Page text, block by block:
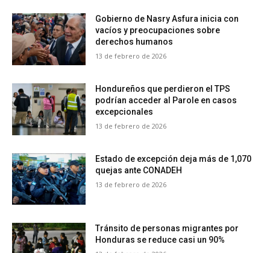
Gobierno de Nasry Asfura inicia con
vacíos y preocupaciones sobre
derechos humanos
13 de febrero de 2026
Hondureños que perdieron el TPS
podrían acceder al Parole en casos
excepcionales
13 de febrero de 2026
Estado de excepción deja más de 1,070
quejas ante CONADEH
13 de febrero de 2026
Tránsito de personas migrantes por
Honduras se reduce casi un 90%